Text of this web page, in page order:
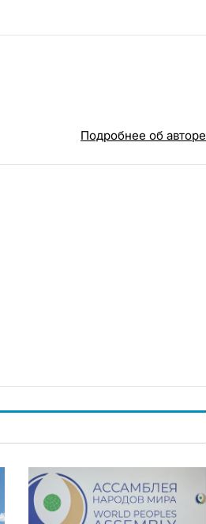
Подробнее об авторе